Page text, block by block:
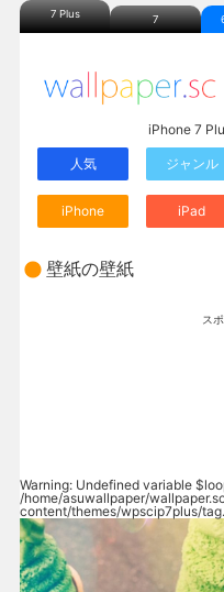
7 Plus 7
iPhone 7
人気 ジャンル
iPhone iPad
壁紙の壁紙
ス
Warning: Undefined variable
/home/asuwallpaper/
content/themes/wpscip7plus/